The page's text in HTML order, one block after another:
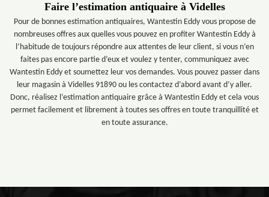
Faire l’estimation antiquaire à Videlles
Pour de bonnes estimation antiquaires, Wantestin Eddy vous propose de
nombreuses offres aux quelles vous pouvez en profiter Wantestin Eddy à
l’habitude de toujours répondre aux attentes de leur client, si vous n’en
faites pas encore partie d’eux et voulez y tenter, communiquez avec
Wantestin Eddy et soumettez leur vos demandes. Vous pouvez passer dans
leur magasin à Videlles 91890 ou les contactez d’abord avant d’y aller.
Donc, réalisez l’estimation antiquaire grâce à Wantestin Eddy et cela vous
permet facilement et librement à toutes ses offres en toute tranquillité et
en toute assurance.